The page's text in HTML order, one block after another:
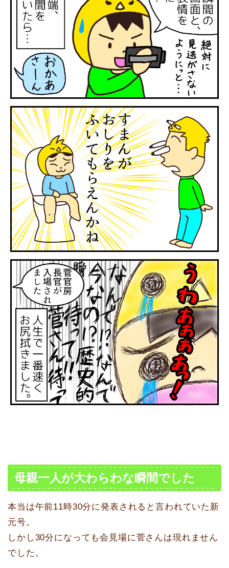
母親一人が大わらわな瞬間でした
本当は午前11時30分に発表されると言われていた新
元号。
しかし30分になっても会見場に菅さんは現れません
でした。